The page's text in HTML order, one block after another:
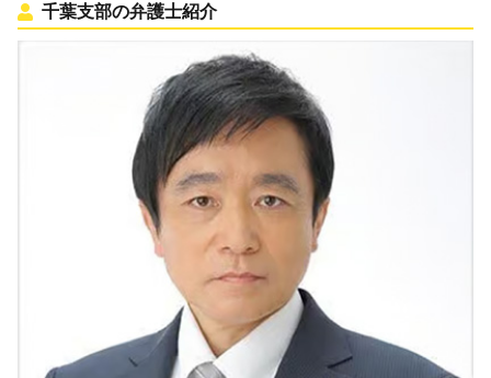
千葉支部の弁護士紹介